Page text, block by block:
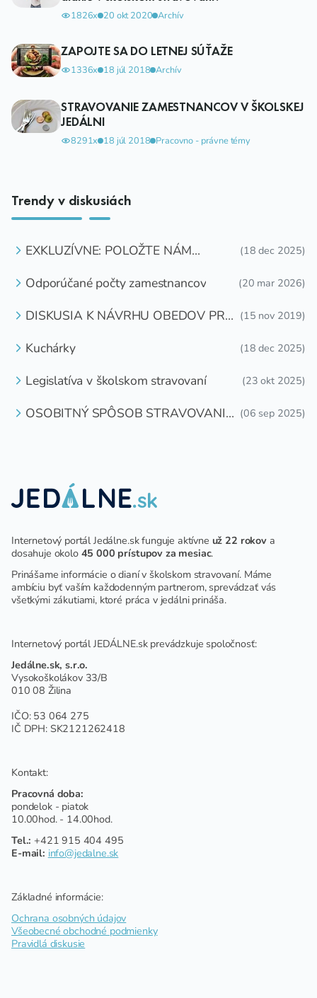
1826x 20 okt 2020 Archív
ZAPOJTE SA DO LETNEJ SÚŤAŽE
1336x 18 júl 2018 Archív
STRAVOVANIE ZAMESTNANCOV V ŠKOLSKEJ
JEDÁLNI
8291x 18 júl 2018 Pracovno - právne témy
Trendy v diskusiách
EXKLUZÍVNE: POLOŽTE NÁM
(18 dec 2025)
Odporúčané počty zamestnancov (20 mar 2026)
DISKUSIA K NÁVRHU OBEDOV PRE
(15 nov 2019)
Kuchárky (18 dec 2025)
Legislatíva v školskom stravovaní (23 okt 2025)
OSOBITNÝ SPÔSOB STRAVOVANIA (06 sep 2025)
Internetový portál Jedálne.sk funguje aktívne už 22 rokova
dosahuje okolo 45 000 prístupov za mesiac.
Prinášame informácie o dianí v školskom stravovaní. Máme
ambíciu byť vaším každodenným partnerom, sprevádzať vás
všetkými zákutiami, ktoré práca v jedálni prináša.
Internetový portál JEDÁLNE.sk prevádzkuje spoločnosť:
Jedálne.sk, s.r.o.
Vysokoškolákov 33/B
010 08 Žilina
IČO: 53 064 275
IČ DPH: SK2121262418
Kontakt:
Pracovná doba:
pondelok - piatok
10.00hod. - 14.00hod.
Tel.: +421 915 404 495
E-mail: info@jedalne.sk
Základné informácie:
Ochrana osobných údajov
Všeobecné obchodné podmienky
Pravidlá diskusie